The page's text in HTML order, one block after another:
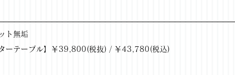
ト無垢
ーテーブル】￥39,800(税抜) / ￥43,780(税込)